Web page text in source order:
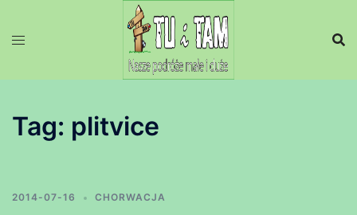
Tag: plitvice
2014-07-16 CHORWACJA